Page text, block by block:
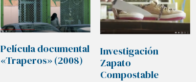
Película documental
«Traperos» (2008)
Investigación
Zapato
Compostable